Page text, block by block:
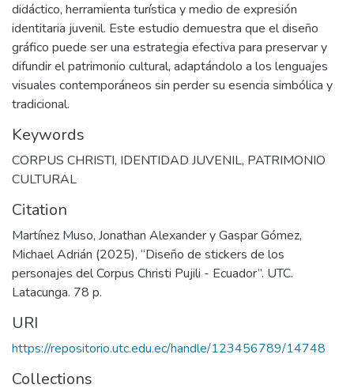
didáctico, herramienta turística y medio de expresión
identitaria juvenil. Este estudio demuestra que el diseño
gráfico puede ser una estrategia efectiva para preservar y
difundir el patrimonio cultural, adaptándolo a los lenguajes
visuales contemporáneos sin perder su esencia simbólica y
tradicional.
Keywords
CORPUS CHRISTI, IDENTIDAD JUVENIL, PATRIMONIO
CULTURAL
Citation
Martínez Muso, Jonathan Alexander y Gaspar Gómez,
Michael Adrián (2025), “Diseño de stickers de los
personajes del Corpus Christi Pujili - Ecuador”. UTC.
Latacunga. 78 p.
URI
https://repositorio.utc.edu.ec/handle/123456789/14748
Collections